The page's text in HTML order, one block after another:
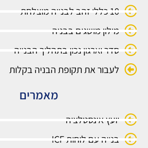
10 כללי זהב לבנייה מוצלחת
מילון מושגים בבניה
סדר וארגון נכון בתהליך הבנייה
לעבור את תקופת הבניה בקלות
מאמרים
יועץ אינסטלציה
בנייה עם לוחות ICF